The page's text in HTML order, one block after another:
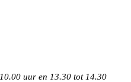
uur en 13.30 tot 14.30